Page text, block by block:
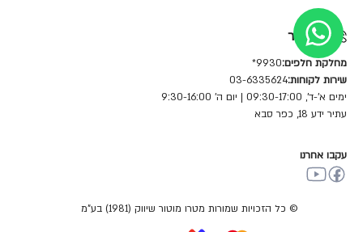
צור קשר
מחלקת חלפים:9930*
שירות לקוחות:03-6335624
ימים א'-ד', 09:30-17:00 | יום ה' 9:30-16:00
עתיר ידע 18, כפר סבא
עקבו אחרנו
© כל הזכויות שמורות מטרו מוטור שיווק (1981) בע"מ